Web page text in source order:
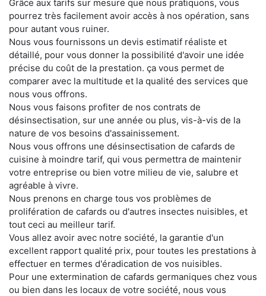
Grâce aux tarifs sur mesure que nous pratiquons, vous
pourrez très facilement avoir accès à nos opération, sans
pour autant vous ruiner.
Nous vous fournissons un devis estimatif réaliste et
détaillé, pour vous donner la possibilité d'avoir une idée
précise du coût de la prestation. ça vous permet de
comparer avec la multitude et la qualité des services que
nous vous offrons.
Nous vous faisons profiter de nos contrats de
désinsectisation, sur une année ou plus, vis-à-vis de la
nature de vos besoins d'assainissement.
Nous vous offrons une désinsectisation de cafards de
cuisine à moindre tarif, qui vous permettra de maintenir
votre entreprise ou bien votre milieu de vie, salubre et
agréable à vivre.
Nous prenons en charge tous vos problèmes de
prolifération de cafards ou d'autres insectes nuisibles, et
tout ceci au meilleur tarif.
Vous allez avoir avec notre société, la garantie d'un
excellent rapport qualité prix, pour toutes les prestations à
effectuer en termes d'éradication de vos nuisibles.
Pour une extermination de cafards germaniques chez vous
ou bien dans les locaux de votre société, nous vous